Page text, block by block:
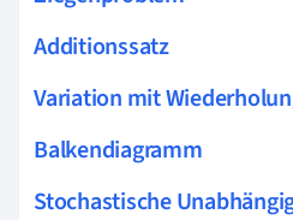
Additionssatz
Variation mit
Balkendiagramm
Stochastische